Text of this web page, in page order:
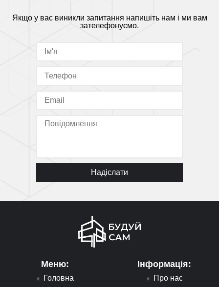
Якщо у вас виникли запитання напишіть нам і ми вам
зателефонуємо.
Надіслати
Меню:
Головна
Інформація:
Про нас